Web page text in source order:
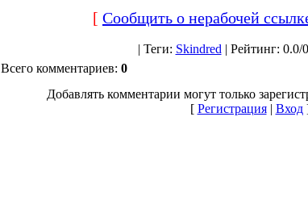
[ Сообщить о нерабочей
| Теги: Skindred | Рейтинг: 0.0/
Всего комментариев: 0
Добавлять комментарии могут только
[ Регистрация| Вход